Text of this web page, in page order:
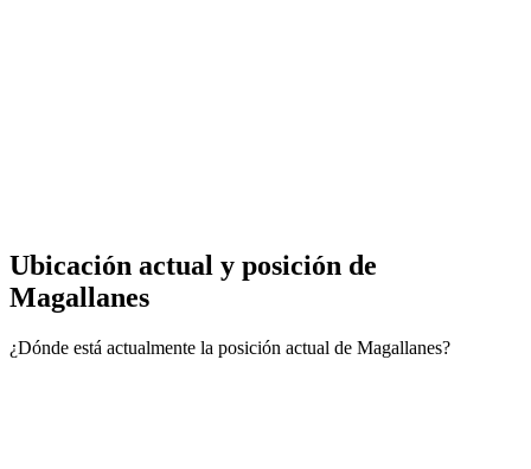
Ubicación actual y posición de
Magallanes
¿Dónde está actualmente la posición actual de Magallanes?